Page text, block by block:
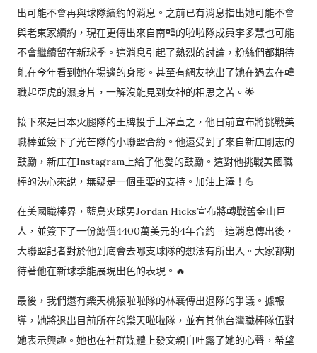
出可能不會再與球隊續約的消息。之前已有消息指出她可能不會
與老東家續約，現在更傳出來自南韓的啦啦隊成員李多慧也可能
不會繼續留在新球季。這消息引起了熱烈的討論，粉絲們都期待
能在今年看到她在場邊的身影。甚至有網友挖出了她在過去在韓
職起亞虎的濕身片，一解沒能見到女神的相思之苦。🌟
接下來是日本火腿隊的王牌投手上澤直之，他日前宣布將挑戰美
職棒並簽下了光芒隊的小聯盟合約。他還受到了來自新庄剛志的
鼓勵，新庄在Instagram上給了他愛的鼓勵。這對他挑戰美國職
棒的決心來說，無疑是一個重要的支持。加油上澤！💪
在美國職棒界，藍鳥火球男Jordan Hicks宣布將轉戰舊金山巨
人，並簽下了一份總價4400萬美元的4年合約。這消息傳出後，
大聯盟記者對於他到底會去哪支球隊的想法有所出入。大家都期
待著他在新球季能展現出色的表現。🔥
最後，我們還有樂天桃猿啦啦隊的林襄傳出退隊的爭議。據報
導，她將退出目前所在的樂天啦啦隊，並有其他台灣職棒隊伍對
她表示興趣。她也在社群媒體上發文親自吐露了她的心聲，希望